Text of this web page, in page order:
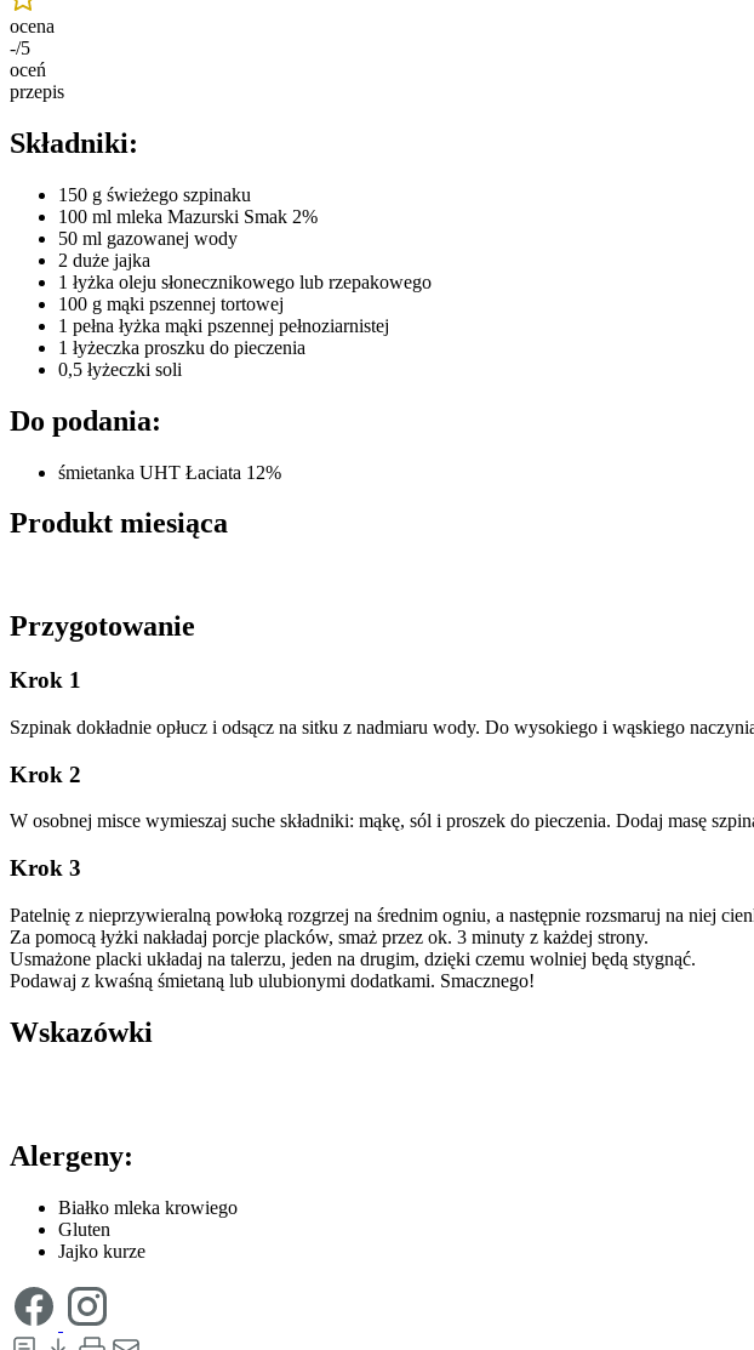
ocena
-/5
oceń
przepis
Składniki:
150 g świeżego szpinaku
100 ml mleka Mazurski Smak 2%
50 ml gazowanej wody
2 duże jajka
1 łyżka oleju słonecznikowego lub rzepakowego
100 g mąki pszennej tortowej
1 pełna łyżka mąki pszennej pełnoziarnistej
1 łyżeczka proszku do pieczenia
0,5 łyżeczki soli
Do podania:
śmietanka UHT Łaciata 12%
Produkt miesiąca
Przygotowanie
Krok 1
Szpinak dokładnie opłucz i odsącz na sitku z nadmiaru wody. Do wysokiego i wąskiego
Krok 2
W osobnej misce wymieszaj suche składniki: mąkę, sól i proszek do pieczenia. Dodaj masę
Krok 3
Patelnię z nieprzywieralną powłoką rozgrzej na średnim ogniu, a następnie rozsmaruj na niej
Za pomocą łyżki nakładaj porcje placków, smaż przez ok. 3 minuty z każdej strony.
Usmażone placki układaj na talerzu, jeden na drugim, dzięki czemu wolniej będą stygnąć.
Podawaj z kwaśną śmietaną lub ulubionymi dodatkami. Smacznego!
Wskazówki
Alergeny:
Białko mleka krowiego
Gluten
Jajko kurze